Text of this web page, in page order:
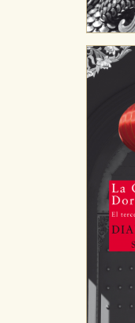
Estas cookies
web funcione y
nuestro
navegador,
áreas de
correctamente.
Cookies de
Estas cookies
de navegación
nuestro sitio
servicios para
vez que nos
tanto, es
Cookies de
Estas cookies
publicitarios y
relevante para
almacenan
que se basan
navegador y
GUARDAR